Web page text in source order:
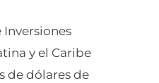
y el Caribe
de dólares de